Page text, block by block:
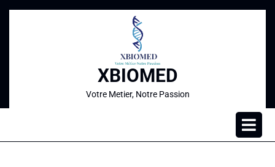
XBIOMED
Votre Metier, Notre Passion